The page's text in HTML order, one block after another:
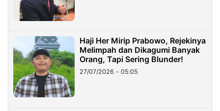
Haji Her Mirip Prabowo, Rejekinya
Melimpah dan Dikagumi Banyak
Orang, Tapi Sering Blunder!
27/07/2026 - 05:05